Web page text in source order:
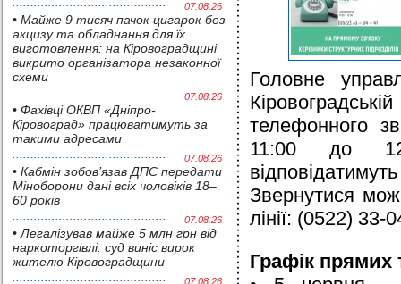
07.08.26
• Майже 9 тисяч пачок цигарок без
акцизу та обладнання для їх
виготовлення: на Кіровоградщині
викрито організатора незаконної
схеми
07.08.26
• Фахівці ОКВП «Дніпро-
Кіровоград» працюватимуть за
такими адресами
07.08.26
• Кабмін зобов’язав ДПС передати
Міноборони дані всіх чоловіків 18–
60 років
07.08.26
• Легалізував майже 5 млн грн від
наркоторгівлі: суд виніс вирок
жителю Кіровоградщини
07.08.26
Головне
телефонного
11:00 до
Звернутися
лінії: (0522) 33-
Графік прямих